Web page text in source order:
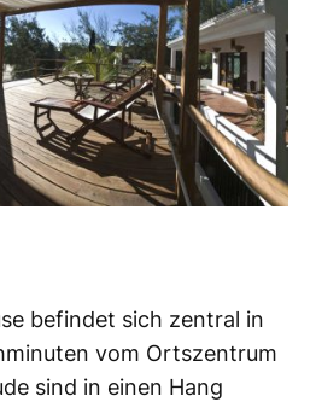
befindet sich zentral in
vom Ortszentrum
sind in einen Hang